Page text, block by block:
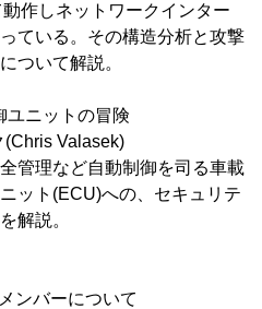
作しネットワークインター
ている。その構造分析と攻撃
ついて解説。
ユニットの冒険
Valasek)
管理など自動制御を司る車載
ット(ECU)への、セキュリテ
解説。
ンバーについて